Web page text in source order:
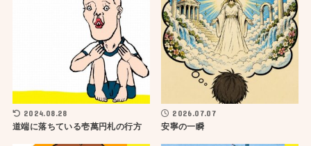
2024.08.28
道端に落ちている壱萬円札の行方
2026.07.07
安寧の一瞬